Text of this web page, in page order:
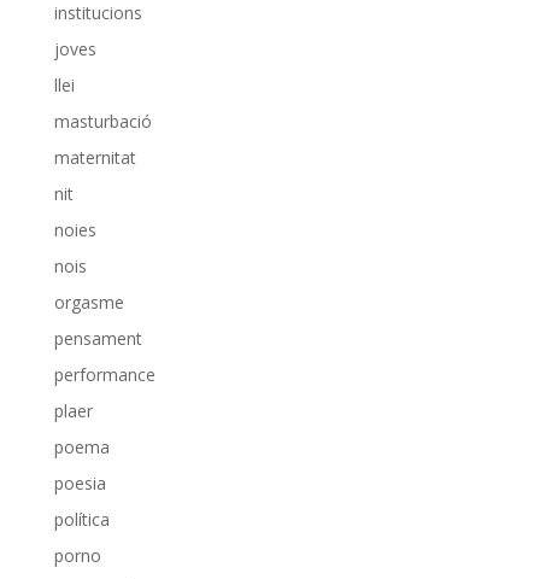
institucions
joves
llei
masturbació
maternitat
nit
noies
nois
orgasme
pensament
performance
plaer
poema
poesia
política
porno